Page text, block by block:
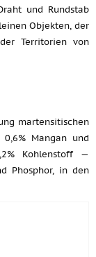
und Rundstab
Objekten, der
Territorien von
martensitischen
Mangan und
Kohlenstoff —
Phosphor, in den